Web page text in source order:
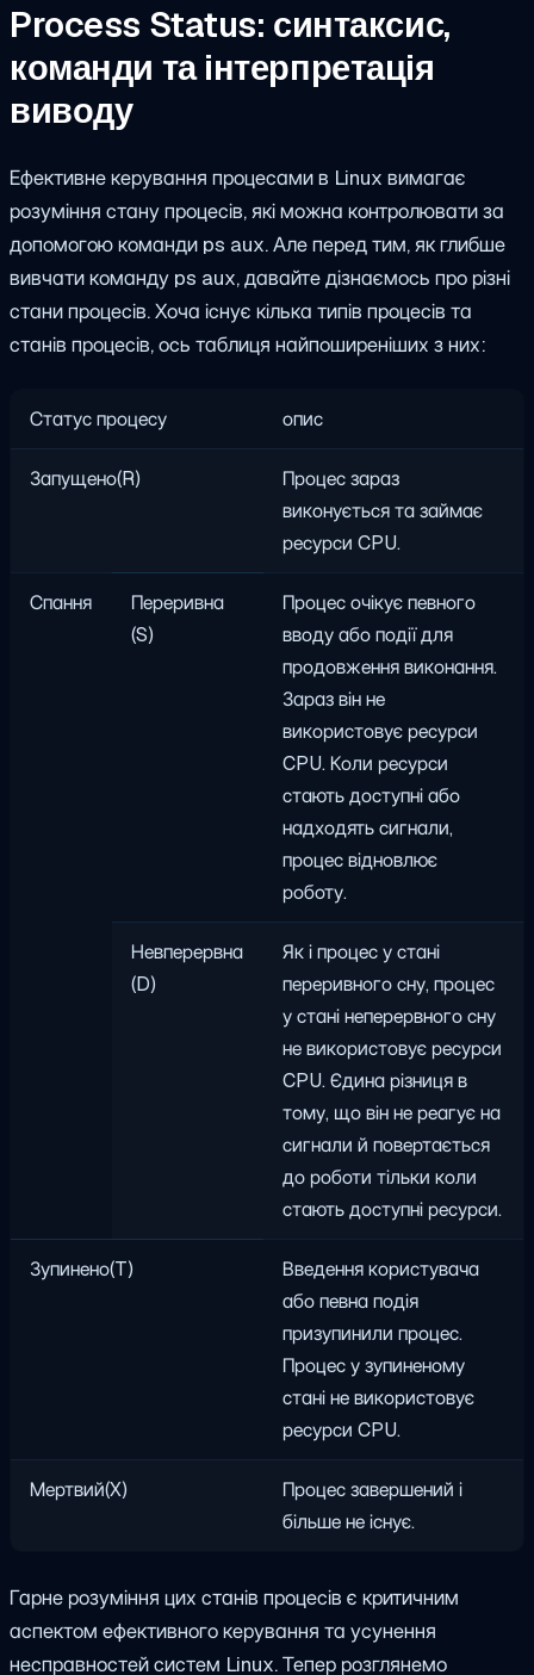
Process Status: синтаксис,
команди та інтерпретація
виводу
Ефективне керування процесами в Linux вимагає
розуміння стану процесів, які можна контролювати за
допомогою команди ps aux. Але перед тим, як глибше
вивчати команду ps aux, давайте дізнаємось про різні
стани процесів. Хоча існує кілька типів процесів та
станів процесів, ось таблиця найпоширеніших з них:
Статус процесу опис
Запущено(R)
Процес зараз
виконується та займає
ресурси CPU.
Спання
Переривна
(S)
Процес очікує певного
вводу або події для
продовження виконання.
Зараз він не
використовує ресурси
CPU. Коли ресурси
стають доступні або
надходять сигнали,
процес відновлює
роботу.
Невперервна
(D)
Як і процес у стані
переривного сну, процес
у стані неперервного сну
не використовує ресурси
CPU. Єдина різниця в
тому, що він не реагує на
сигнали й повертається
до роботи тільки коли
стають доступні ресурси.
Зупинено(T)
Введення користувача
або певна подія
призупинили процес.
Процес у зупиненому
стані не використовує
ресурси CPU.
Мертвий(X)
Процес завершений і
більше не існує.
Гарне розуміння цих станів процесів є критичним
аспектом ефективного керування та усунення
несправностей систем Linux. Тепер розглянемо